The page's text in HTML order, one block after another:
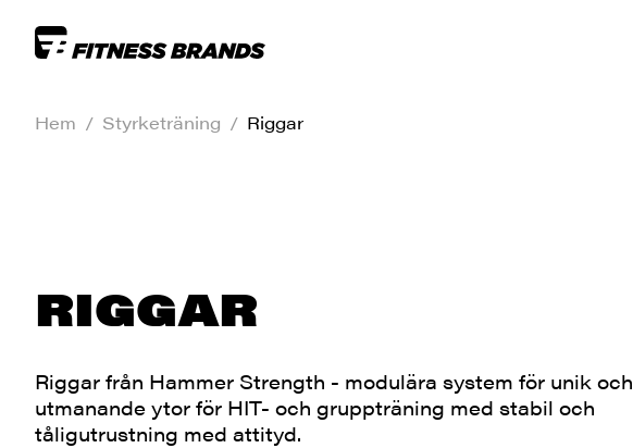
Hem / Styrketräning / Riggar
RIGGAR
Riggar från Hammer Strength - modulära system för unik och
utmanande ytor för HIT- och gruppträning med stabil och
tåligutrustning med attityd.